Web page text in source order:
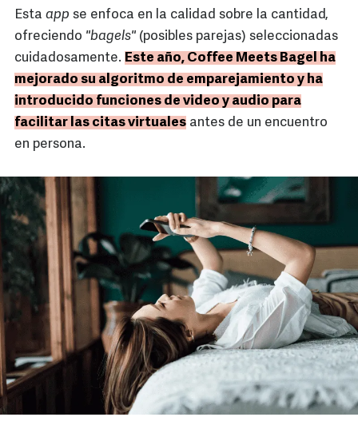
Esta app se enfoca en la calidad sobre la cantidad,
ofreciendo "bagels" (posibles parejas) seleccionadas
cuidadosamente. Este año, Coffee Meets Bagel ha
mejorado su algoritmo de emparejamiento y ha
introducido funciones de video y audio para
facilitar las citas virtuales antes de un encuentro
en persona.